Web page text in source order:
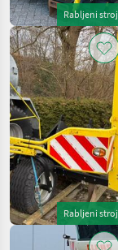
Rabljeni stroj
Rabljeni stroj